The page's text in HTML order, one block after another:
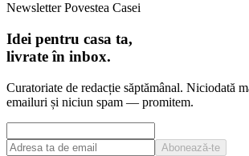
Newsletter Povestea Casei
Idei pentru casa ta,
livrate în inbox.
Curatoriate de redacție săptămânal. Niciodată
emailuri și niciun spam — promitem.
Abonează-te